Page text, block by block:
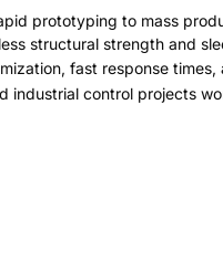
worldwide.